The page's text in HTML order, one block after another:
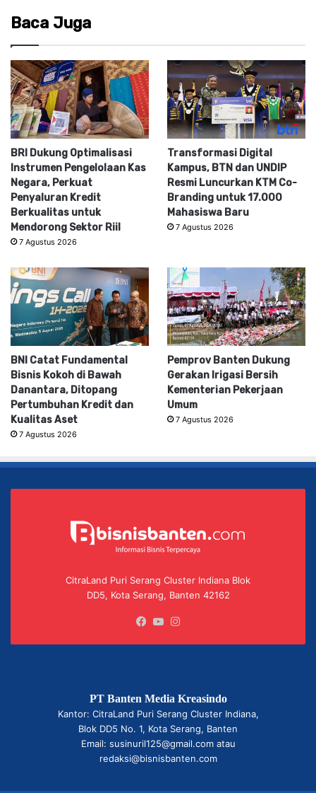
Baca Juga
BRI Dukung Optimalisasi
Instrumen Pengelolaan Kas
Negara, Perkuat
Penyaluran Kredit
Berkualitas untuk
Mendorong Sektor Riil
7 Agustus 2026
Transformasi Digital
Kampus, BTN dan UNDIP
Resmi Luncurkan KTM Co-
Branding untuk 17.000
Mahasiswa Baru
7 Agustus 2026
BNI Catat Fundamental
Bisnis Kokoh di Bawah
Danantara, Ditopang
Pertumbuhan Kredit dan
Kualitas Aset
7 Agustus 2026
Pemprov Banten Dukung
Gerakan Irigasi Bersih
Kementerian Pekerjaan
Umum
7 Agustus 2026
CitraLand Puri Serang Cluster Indiana Blok
DD5, Kota Serang, Banten 42162
Facebook
YouTube
PT Banten Media Kreasindo
Kantor: CitraLand Puri Serang Cluster Indiana,
Blok DD5 No. 1, Kota Serang, Banten
Email: susinuril125@gmail.com atau
redaksi@bisnisbanten.com